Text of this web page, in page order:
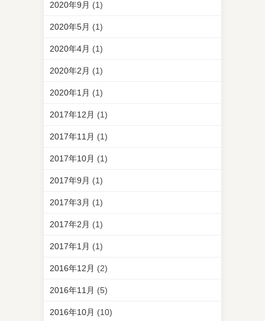
2020年9月 (1)
2020年5月 (1)
2020年4月 (1)
2020年2月 (1)
2020年1月 (1)
2017年12月 (1)
2017年11月 (1)
2017年10月 (1)
2017年9月 (1)
2017年3月 (1)
2017年2月 (1)
2017年1月 (1)
2016年12月 (2)
2016年11月 (5)
2016年10月 (10)